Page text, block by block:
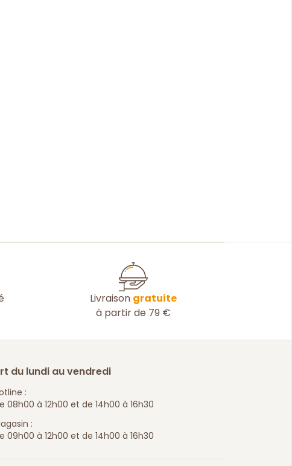
Livraison gratuite
à partir de 79 €
du lundi au vendredi
:
08h00 à 12h00 et de 14h00 à 16h30
:
09h00 à 12h00 et de 14h00 à 16h30